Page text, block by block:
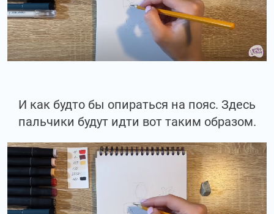
И как будто бы опираться на пояс. Здесь
пальчики будут идти вот таким образом.